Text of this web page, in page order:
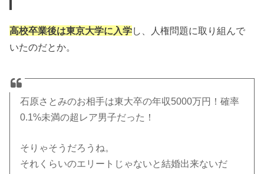
高校卒業後は東京大学に入学し、人権問題に取り組んで
いたのだとか。
石原さとみのお相手は東大卒の年収5000万円！確率
0.1%未満の超レア男子だった！
そりゃそうだろうね。
それくらいのエリートじゃないと結婚出来ないだ